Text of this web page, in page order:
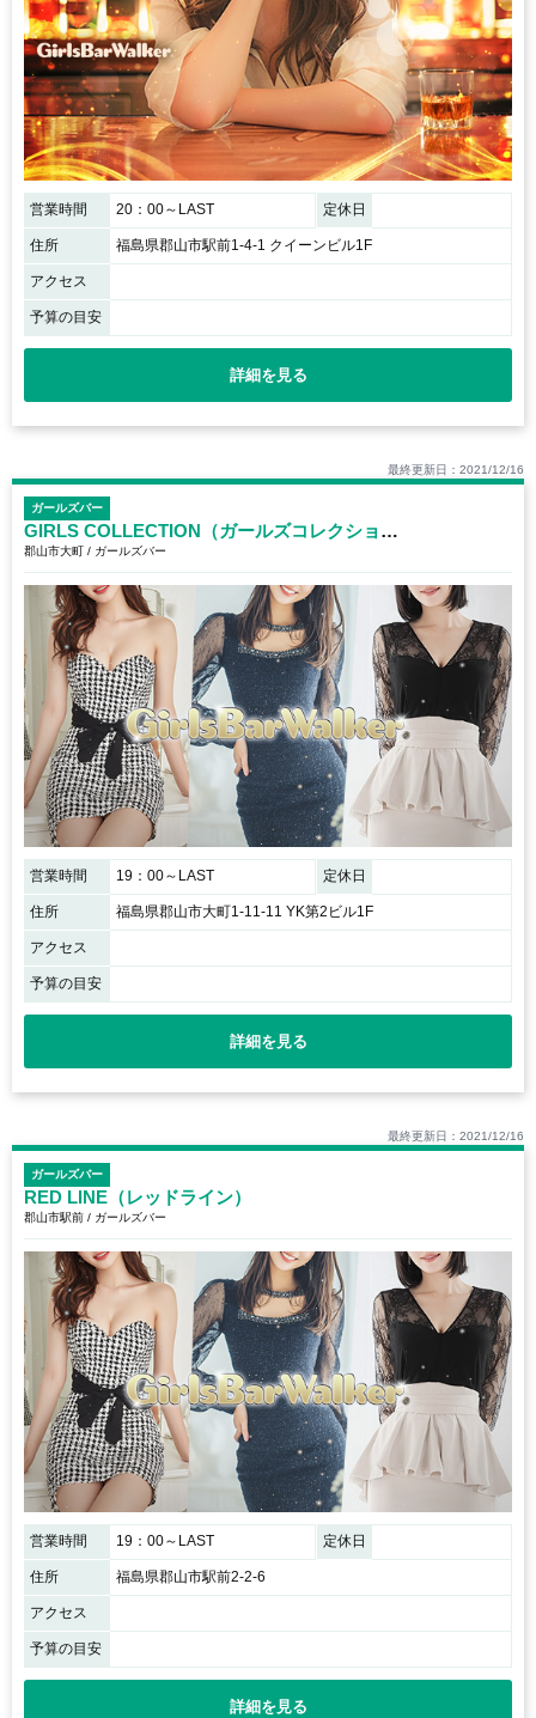
営業時間 20：00～LAST 定休日
住所 福島県郡山市駅前1-4-1 クイーンビル1F
アクセス
予算の目安
詳細を見る
最終更新日：2021/12/16
ガールズバー
GIRLS COLLECTION（ガールズコレクション）
郡山市大町 / ガールズバー
営業時間 19：00～LAST 定休日
住所 福島県郡山市大町1-11-11 YK第2ビル1F
アクセス
予算の目安
詳細を見る
最終更新日：2021/12/16
ガールズバー
RED LINE（レッドライン）
郡山市駅前 / ガールズバー
営業時間 19：00～LAST 定休日
住所 福島県郡山市駅前2-2-6
アクセス
予算の目安
詳細を見る